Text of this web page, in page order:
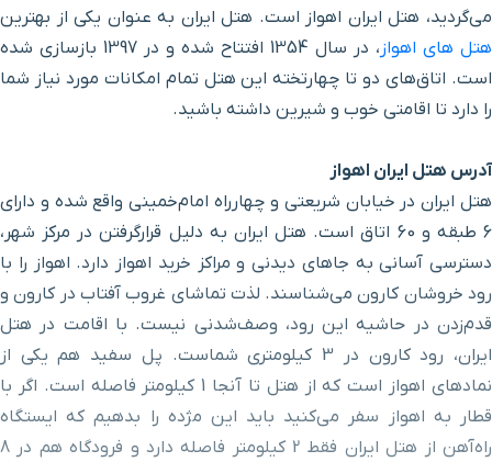
بیمارستان 578 ارتش ۶ دقیقه با خودرو (۳ کیلومتر و ۵۰۹ متر)
بیمارستان آریا
میدان نخل
بیمارستان امیرکبیر
برج کیانپارس ۷ دقیقه با خودرو (۵ کیلومتر و ۵۸۵ متر)
میدان چهارشیر ۸ دقیقه با خودرو (۶ کیلومتر و ۸۹ متر)
بیمارستان گلستان
می‌گردید، هتل ایران اهواز است. هتل ایران به عنوان یکی از بهترین
هتل های اهواز
، در سال 1354 افتتاح شده و در 1397 بازسازی شده
است. اتاق‌های دو تا چهارتخته این هتل تمام امکانات مورد نیاز شما
را دارد تا اقامتی خوب و شیرین داشته باشید.
آدرس هتل ایران اهواز
هتل ایران در خیابان شریعتی و چهارراه امام‌خمینی واقع شده و دارای
6 طبقه و 60 اتاق است. هتل ایران به دلیل قرارگرفتن در مرکز شهر،
دسترسی آسانی به جاهای دیدنی و مراکز خرید اهواز دارد. اهواز را با
رود خروشان کارون می‌شناسند. لذت تماشای غروب آفتاب در کارون و
قدم‌زدن در حاشیه این رود، وصف‌شدنی نیست. با اقامت در هتل
ایران، رود کارون در 3 کیلومتری شماست. پل سفید هم یکی از
نمادهای اهواز است که از هتل تا آنجا 1 کیلومتر فاصله است. اگر با
قطار به اهواز سفر می‌کنید باید این مژده را بدهیم که ایستگاه
راه‌آهن از هتل ایران فقط 2 کیلومتر فاصله دارد و فرودگاه هم در 8